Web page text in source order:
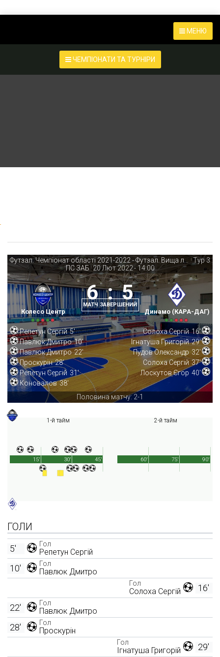
МЕНЮ
ЧЕМПІОНАТИ ТА ТУРНІРИ
Футзал. Чемпіонат області 2021-2022 - Футзал. Вища ліга Запорізької області 2021-2022 | Тур 3
ПС ЗАБ | 20 Лют 2022- 14:00
Колесо Центр
6 : 5
МАТЧ ЗАВЕРШЕНИЙ
Динамо (КАРА-ДАГ)
Репетун Сергій 5'
Павлюк Дмитро 10'
Павлюк Дмитро 22'
Проскурін 28'
Репетун Сергій 31'
Коновалов 38'
Солоха Сергій 16'
Ігнатуша Григорій 29'
Пудов Олександр 32'
Солоха Сергій 37'
Лоскутов Єгор 40'
Половина матчу: 2-1
1-й тайм
45'
15' 30'
2-й тайм
90'
60' 75'
ГОЛИ
Гол
Репетун Сергій
5'
Гол
Павлюк Дмитро
10'
16'
Гол
Солоха Сергій
Гол
Павлюк Дмитро
22'
Гол
Проскурін
28'
29'
Гол
Ігнатуша Григорій